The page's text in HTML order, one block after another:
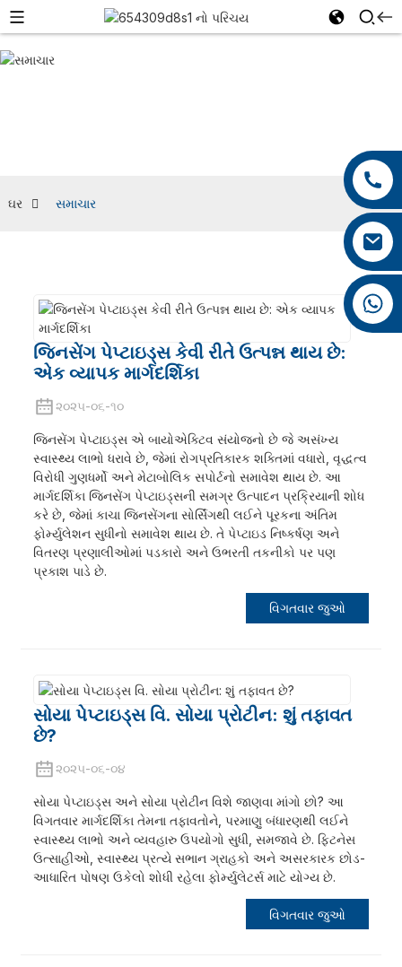
ઘર સમાચાર
જિનસેંગ પેપ્ટાઇડ્સ કેવી રીતે ઉત્પન્ન થાય છે:
એક વ્યાપક માર્ગદર્શિકા
૨૦૨૫-૦૬-૧૦
જિનસેંગ પેપ્ટાઇડ્સ એ બાયોએક્ટિવ સંયોજનો છે જે અસંખ્ય
સ્વાસ્થ્ય લાભો ધરાવે છે, જેમાં રોગપ્રતિકારક શક્તિમાં વધારો, વૃદ્ધત્વ
વિરોધી ગુણધર્મો અને મેટાબોલિક સપોર્ટનો સમાવેશ થાય છે. આ
માર્ગદર્શિકા જિનસેંગ પેપ્ટાઇડ્સની સમગ્ર ઉત્પાદન પ્રક્રિયાની શોધ
કરે છે, જેમાં કાચા જિનસેંગના સોર્સિંગથી લઈને પૂરકના અંતિમ
ફોર્મ્યુલેશન સુધીનો સમાવેશ થાય છે. તે પેપ્ટાઇડ નિષ્કર્ષણ અને
વિતરણ પ્રણાલીઓમાં પડકારો અને ઉભરતી તકનીકો પર પણ
પ્રકાશ પાડે છે.
વિગતવાર જુઓ
સોયા પેપ્ટાઇડ્સ વિ. સોયા પ્રોટીન: શું તફાવત
છે?
૨૦૨૫-૦૬-૦૪
સોયા પેપ્ટાઇડ્સ અને સોયા પ્રોટીન વિશે જાણવા માંગો છો? આ
વિગતવાર માર્ગદર્શિકા તેમના તફાવતોને, પરમાણુ બંધારણથી લઈને
સ્વાસ્થ્ય લાભો અને વ્યવહારુ ઉપયોગો સુધી, સમજાવે છે. ફિટનેસ
ઉત્સાહીઓ, સ્વાસ્થ્ય પ્રત્યે સભાન ગ્રાહકો અને અસરકારક છોડ-
આધારિત પોષણ ઉકેલો શોધી રહેલા ફોર્મ્યુલેટર્સ માટે યોગ્ય છે.
વિગતવાર જુઓ